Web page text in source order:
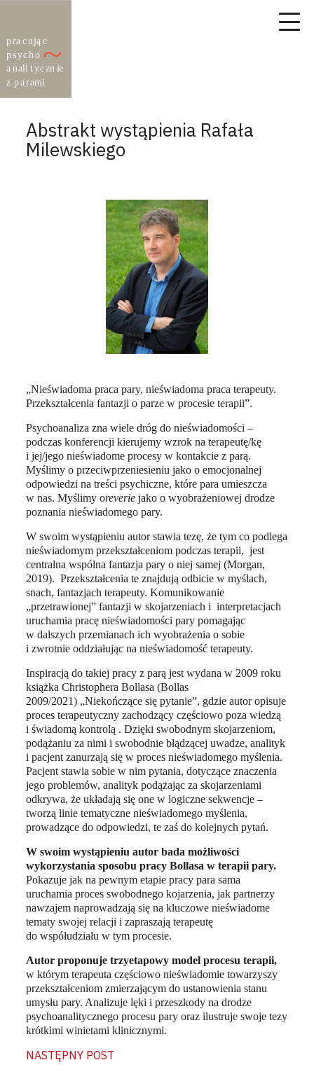
Abstrakt wystąpienia Rafała
Milewskiego
„Nieświadoma praca pary, nieświadoma praca terapeuty.
Przekształcenia fantazji o parze w procesie terapii”.
Psychoanaliza zna wiele dróg do nieświadomości –
podczas konferencji kierujemy wzrok na terapeutę/kę
i jej/jego nieświadome procesy w kontakcie z parą.
Myślimy o przeciwprzeniesieniu jako o emocjonalnej
odpowiedzi na treści psychiczne, które para umieszcza
w nas. Myślimy oreverie jako o wyobrażeniowej drodze
poznania nieświadomego pary.
W swoim wystąpieniu autor stawia tezę, że tym co podlega
nieświadomym przekształceniom podczas terapii, jest
centralna wspólna fantazja pary o niej samej (Morgan,
2019). Przekształcenia te znajdują odbicie w myślach,
snach, fantazjach terapeuty. Komunikowanie
„przetrawionej” fantazji w skojarzeniach i interpretacjach
uruchamia pracę nieświadomości pary pomagając
w dalszych przemianach ich wyobrażenia o sobie
i zwrotnie oddziałując na nieświadomość terapeuty.
Inspiracją do takiej pracy z parą jest wydana w 2009 roku
książka Christophera Bollasa (Bollas
2009/2021) „Niekończące się pytanie”, gdzie autor opisuje
proces terapeutyczny zachodzący częściowo poza wiedzą
i świadomą kontrolą . Dzięki swobodnym skojarzeniom,
podążaniu za nimi i swobodnie błądzącej uwadze, analityk
i pacjent zanurzają się w proces nieświadomego myślenia.
Pacjent stawia sobie w nim pytania, dotyczące znaczenia
jego problemów, analityk podążając za skojarzeniami
odkrywa, że układają się one w logiczne sekwencje –
tworzą linie tematyczne nieświadomego myślenia,
prowadzące do odpowiedzi, te zaś do kolejnych pytań.
W swoim wystąpieniu autor bada możliwości
wykorzystania sposobu pracy Bollasa w terapii pary.
Pokazuje jak na pewnym etapie pracy para sama
uruchamia proces swobodnego kojarzenia, jak partnerzy
nawzajem naprowadzają się na kluczowe nieświadome
tematy swojej relacji i zapraszają terapeutę
do współudziału w tym procesie.
Autor proponuje trzyetapowy model procesu terapii,
w którym terapeuta częściowo nieświadomie towarzyszy
przekształceniom zmierzającym do ustanowienia stanu
umysłu pary. Analizuje lęki i przeszkody na drodze
psychoanalitycznego procesu pary oraz ilustruje swoje tezy
krótkimi winietami klinicznymi.
NASTĘPNY POST